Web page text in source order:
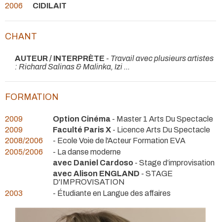
2006
CIDILAIT
CHANT
AUTEUR / INTERPRÈTE - Travail avec plusieurs artistes
: Richard Salinas & Malinka, Izi ...
FORMATION
2009 Option Cinéma - Master 1 Arts Du Spectacle
2009
Faculté Paris X - Licence Arts Du Spectacle
2008/2006
- Ecole Voie de l'Acteur Formation EVA
2005/2006
- La danse moderne
avec Daniel Cardoso - Stage d’improvisation
avec Alison ENGLAND - STAGE
D'IMPROVISATION
2003
- Étudiante en Langue des affaires